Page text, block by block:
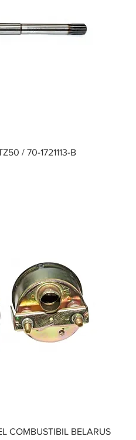
/ 70-1721113-B
COMBUSTIBIL BELARUS